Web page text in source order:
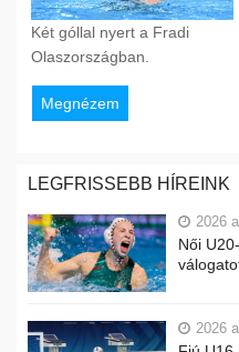
Két góllal nyert a Fradi
Olaszországban.
Megnézem
LEGFRISSEBB HÍREINK
2026
Női
2026